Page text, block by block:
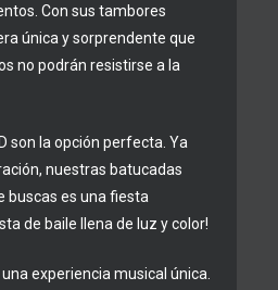
Con sus tambores
única y sorprendente que
no podrán resistirse a la
son la opción perfecta. Ya
nuestras batucadas
buscas es una fiesta
de baile llena de luz y color!
experiencia musical única.